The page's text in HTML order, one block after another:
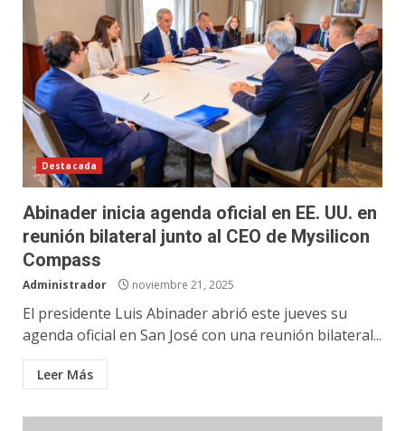
Destacada
Abinader inicia agenda oficial en EE. UU. en
reunión bilateral junto al CEO de Mysilicon
Compass
Administrador noviembre 21, 2025
El presidente Luis Abinader abrió este jueves su
agenda oficial en San José con una reunión bilateral...
Leer Más